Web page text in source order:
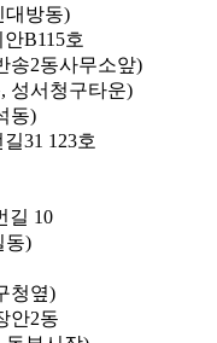
대방동)
B115호
송2동사무소앞)
성서청구타운)
동)
31 123호
길 10
동)
청옆)
안2동